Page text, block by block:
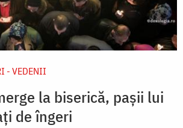
- VEDENII
la biserică, pașii lui
de îngeri